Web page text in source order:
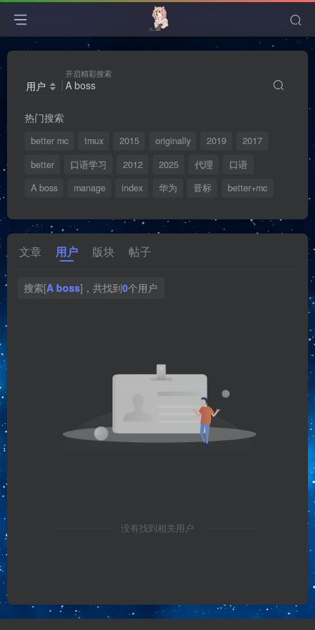
用户
开启精彩搜索
热门搜索
better mc tmux 2015 originally 2019
2017
better
口语学习 2012 2025 代理
口语
A boss
manage index 华为 音标 better+mc
文章 用户 版块 帖子
搜索[A boss]，共找到0个用户
没有找到相关用户